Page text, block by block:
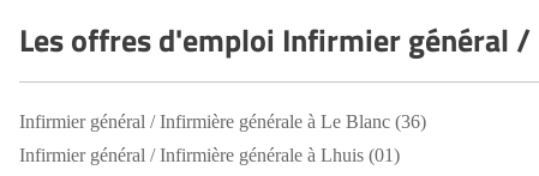
Les offres d'emploi Infirmier général
Infirmier général / Infirmière générale à Le Blanc (36)
Infirmier général / Infirmière générale à Lhuis (01)